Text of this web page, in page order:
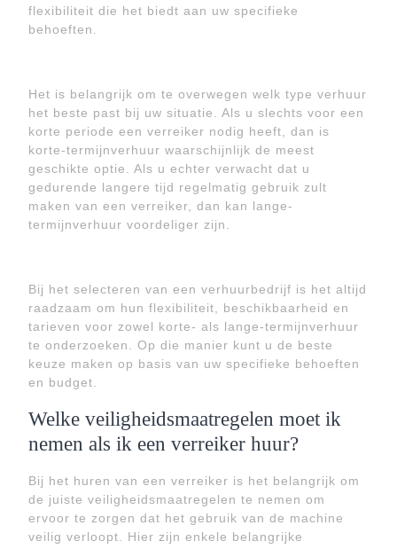
flexibiliteit die het biedt aan uw specifieke
behoeften.
Het is belangrijk om te overwegen welk type verhuur
het beste past bij uw situatie. Als u slechts voor een
korte periode een verreiker nodig heeft, dan is
korte-termijnverhuur waarschijnlijk de meest
geschikte optie. Als u echter verwacht dat u
gedurende langere tijd regelmatig gebruik zult
maken van een verreiker, dan kan lange-
termijnverhuur voordeliger zijn.
Bij het selecteren van een verhuurbedrijf is het altijd
raadzaam om hun flexibiliteit, beschikbaarheid en
tarieven voor zowel korte- als lange-termijnverhuur
te onderzoeken. Op die manier kunt u de beste
keuze maken op basis van uw specifieke behoeften
en budget.
Welke veiligheidsmaatregelen moet ik
nemen als ik een verreiker huur?
Bij het huren van een verreiker is het belangrijk om
de juiste veiligheidsmaatregelen te nemen om
ervoor te zorgen dat het gebruik van de machine
veilig verloopt. Hier zijn enkele belangrijke